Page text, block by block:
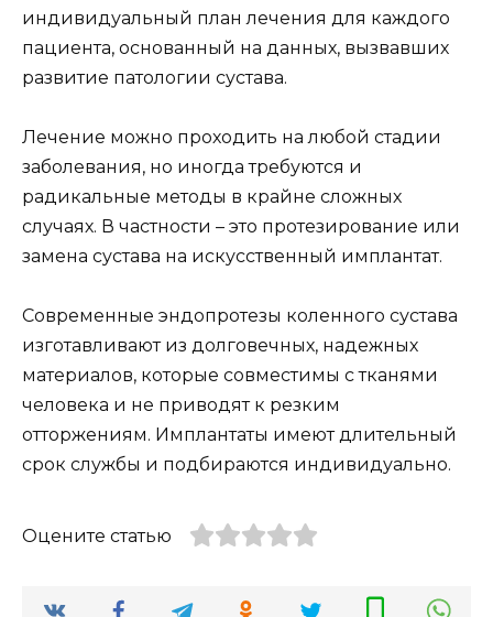
индивидуальный план лечения для каждого
пациента, основанный на данных, вызвавших
развитие патологии сустава.
Лечение можно проходить на любой стадии
заболевания, но иногда требуются и
радикальные методы в крайне сложных
случаях. В частности – это протезирование или
замена сустава на искусственный имплантат.
Современные эндопротезы коленного сустава
изготавливают из долговечных, надежных
материалов, которые совместимы с тканями
человека и не приводят к резким
отторжениям. Имплантаты имеют длительный
срок службы и подбираются индивидуально.
Оцените статью